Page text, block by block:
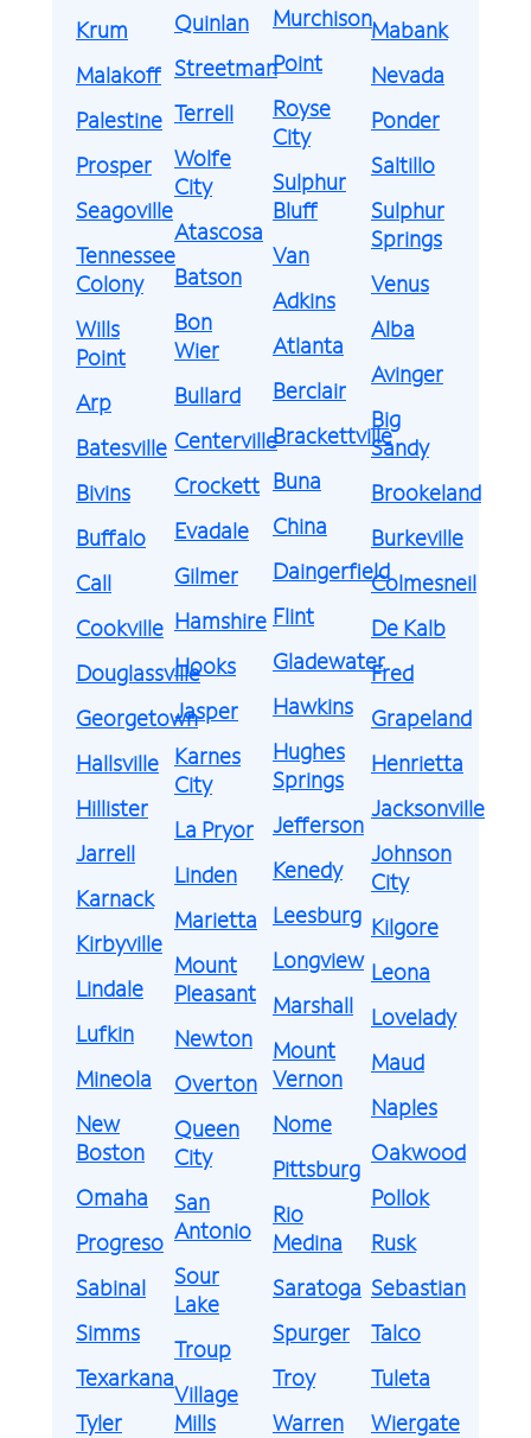
Krum
Malakoff
Palestine
Prosper
Seagoville
Tennessee
Colony
Wills
Point
Arp
Batesville
Bivins
Buffalo
Call
Cookville
Douglassville
Georgetown
Hallsville
Hillister
Jarrell
Karnack
Kirbyville
Lindale
Lufkin
Mineola
New
Boston
Omaha
Progreso
Sabinal
Simms
Texarkana
Tyler
Quinlan
Streetman
Terrell
Wolfe
City
Atascosa
Batson
Bon
Wier
Bullard
Centerville
Crockett
Evadale
Gilmer
Hamshire
Hooks
Jasper
Karnes
City
La Pryor
Linden
Marietta
Mount
Pleasant
Newton
Overton
Queen
City
San
Antonio
Sour
Lake
Troup
Village
Mills
Murchison
Point
Royse
City
Sulphur
Bluff
Van
Adkins
Atlanta
Berclair
Brackettville
Buna
China
Daingerfield
Flint
Gladewater
Hawkins
Hughes
Springs
Jefferson
Kenedy
Leesburg
Longview
Marshall
Mount
Vernon
Nome
Pittsburg
Rio
Medina
Saratoga
Spurger
Troy
Warren
Mabank
Nevada
Ponder
Saltillo
Sulphur
Springs
Venus
Alba
Avinger
Big
Sandy
Brookeland
Burkeville
Colmesneil
De Kalb
Fred
Grapeland
Henrietta
Jacksonville
Johnson
City
Kilgore
Leona
Lovelady
Maud
Naples
Oakwood
Pollok
Rusk
Sebastian
Talco
Tuleta
Wiergate